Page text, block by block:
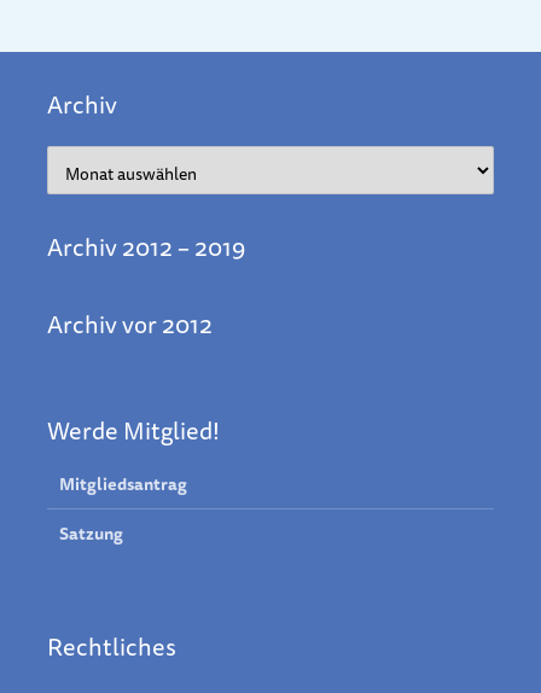
Archiv
Archiv
Archiv 2012 – 2019
Archiv vor 2012
Werde Mitglied!
Mitgliedsantrag
Satzung
Rechtliches